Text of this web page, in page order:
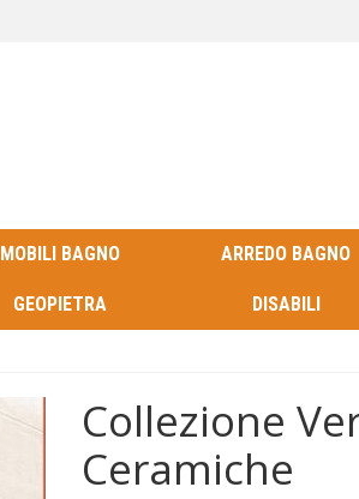
MOBILI BAGNO ARREDO BAGNO
GEOPIETRA DISABILI
Collezione
Ceramiche